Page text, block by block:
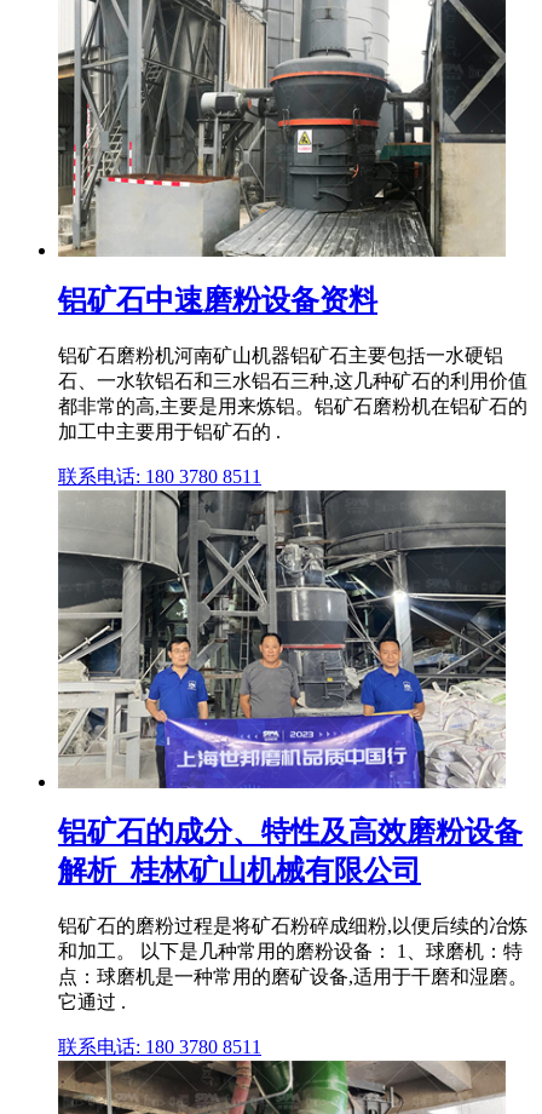
铝矿石中速磨粉设备资料
铝矿石磨粉机河南矿山机器铝矿石主要包括一水硬铝
石、一水软铝石和三水铝石三种,这几种矿石的利用价值
都非常的高,主要是用来炼铝。铝矿石磨粉机在铝矿石的
加工中主要用于铝矿石的 .
联系电话: 180 3780 8511
铝矿石的成分、特性及高效磨粉设备
解析_桂林矿山机械有限公司
铝矿石的磨粉过程是将矿石粉碎成细粉,以便后续的冶炼
和加工。 以下是几种常用的磨粉设备： 1、球磨机：特
点：球磨机是一种常用的磨矿设备,适用于干磨和湿磨。
它通过 .
联系电话: 180 3780 8511